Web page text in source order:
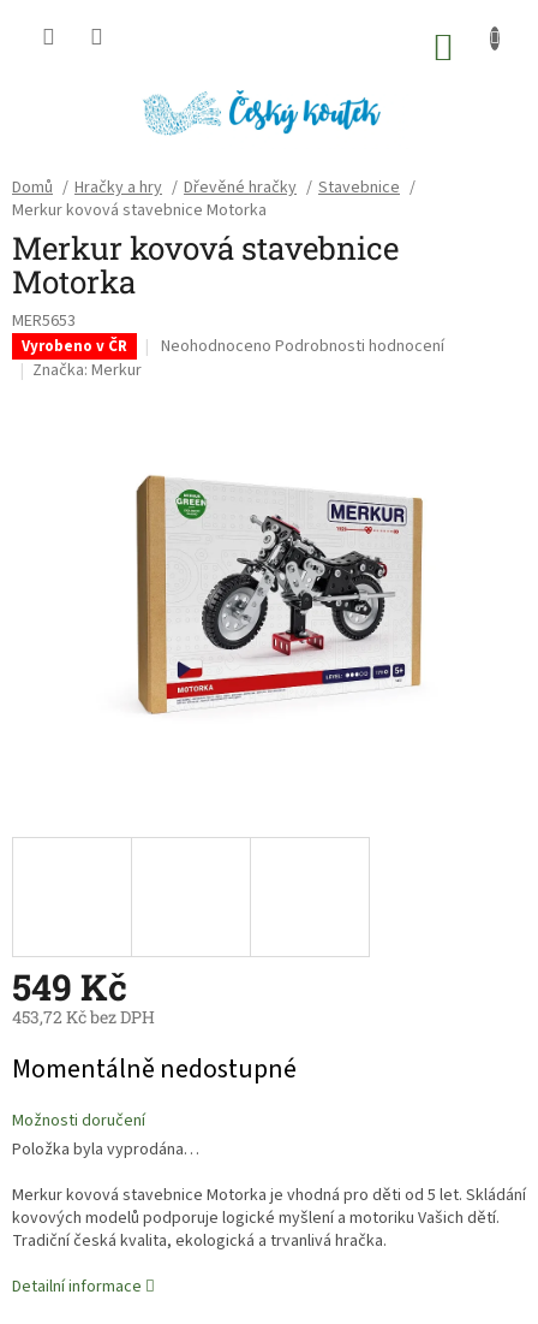
Domů / Hračky a hry / Dřevěné hračky / Stavebnice /
Merkur kovová stavebnice Motorka
Merkur kovová stavebnice
Motorka
MER5653
Vyrobeno v ČR
Průměrné
5
hvězdiček.
Neohodnoceno Podrobnosti hodnocení
Značka: Merkur
549 Kč
453,72 Kč bez DPH
cena:
Momentálně nedostupné
Možnosti doručení
Položka byla vyprodána…
Merkur kovová stavebnice Motorka je vhodná pro děti od 5 let. Skládání
kovových modelů podporuje logické myšlení a motoriku Vašich dětí.
Tradiční česká kvalita, ekologická a trvanlivá hračka.
Detailní informace